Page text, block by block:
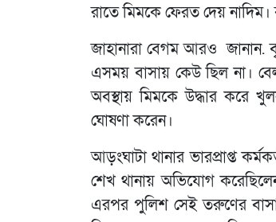
রাতে মিমকে ফেরত দেয়
জাহানারা বেগম আরও জানান.
এসময় বাসায় কেউ ছিল না।
অবস্থায় মিমকে উদ্ধার করে
ঘোষণা করেন।
আড়ংঘাটা থানার ভারপ্রাপ্ত
শেখ থানায় অভিযোগ
এরপর পুলিশ সেই তরুণের